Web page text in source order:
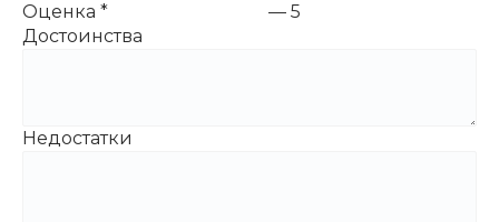
Оценка * — 5
Достоинства
Недостатки